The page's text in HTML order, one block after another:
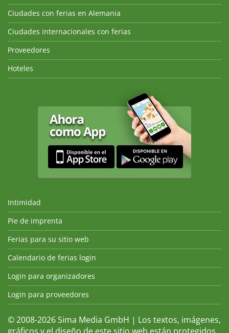
Ciudades con ferias en Alemania
Ciudades internacionales con ferias
Proveedores
Hoteles
Intimidad
Pie de imprenta
Ferias para su sitio web
Calendario de ferias login
Login para organizadores
Login para proveedores
© 2008-2026 Sima Media GmbH | Los textos, imágenes,
gráficos y el diseño de este sitio web están protegidos